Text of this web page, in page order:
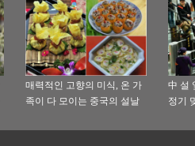
매력적인 고향의 미식, 온 가
족이 다 모이는 중국의 설날
中 설
정기